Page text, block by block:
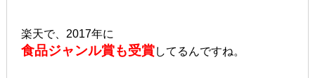
楽天で、2017年に
食品ジャンル賞も受賞してるんですね。